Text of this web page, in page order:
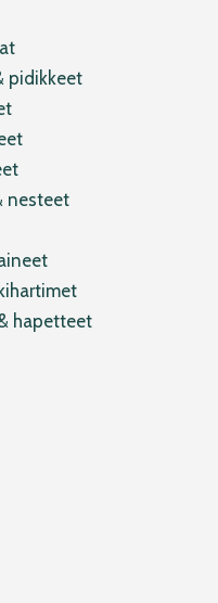
pidikkeet
nesteet
hapetteet